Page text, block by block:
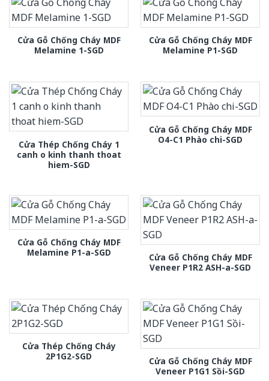
Cửa Gỗ Chống Cháy MDF
Melamine 1-SGD
Cửa Gỗ Chống Cháy MDF
Melamine P1-SGD
Cửa Thép Chống Cháy 1
canh o kinh thanh thoat
hiem-SGD
Cửa Gỗ Chống Cháy MDF
O4-C1 Phào chi-SGD
Cửa Gỗ Chống Cháy MDF
Melamine P1-a-SGD
Cửa Gỗ Chống Cháy MDF
Veneer P1R2 ASH-a-SGD
Cửa Thép Chống Cháy
2P1G2-SGD
Cửa Gỗ Chống Cháy MDF
Veneer P1G1 Sồi-SGD